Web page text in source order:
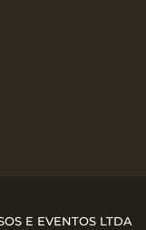
E EVENTOS LTDA